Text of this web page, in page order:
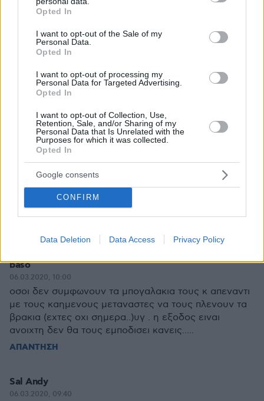
grant or deny consent to Google and its third-party tags to
use your data for below specified purposes in below Google
consent section.
Opted In
I want to opt-out of the Sale of my
Personal Data.
Opted In
I want to opt-out of processing my
Personal Data for Targeted Advertising.
Opted In
I want to opt-out of Collection, Use,
Retention, Sale, and/or Sharing of my
Personal Data that Is Unrelated with the
Purposes for which it was collected.
Opted In
Google consents
CONFIRM
Data Deletion Data Access Privacy Policy
ΑΠΑΝΤΗΣΗ
06.03.2020, 10:02
Ας μας πει κάποιος από το 24% λίγο το σκεπτικό του
που δεν συμφωνεί με την φύλαξη συνόρων;;;;
ΑΠΑΝΤΗΣΗ
panis
06.03.2020, 10:01
ΠΟΣΟ ΗΛΙΘΙΟΙ ΕΙΝΑΙ ΣΤΟ ΣΚΑΙ ΠΟΥ ΚΑΝΟΥΝ
ΔΗΜΟΣΚΟΠΗΣΗ ΓΙΑ ΤΟ ΠΟΙΟ ΑΥΤΟΝΟΗΤΟ ΕΝΑ
baso
06.03.2020, 10:00
οσοι δεν συμφωνουν τα μπογαλακια τους κ απεναντι
με τους καημενους μεταναστες να τους πλενουν τα
βρακια (εχτες οχι σημερα..)υγ . η εξοδος ειναι
ανοιχτη δεν θα τους εμποδισει κανεις.....
ΑΠΑΝΤΗΣΗ
Sal Andy
06.03.2020, 09:40